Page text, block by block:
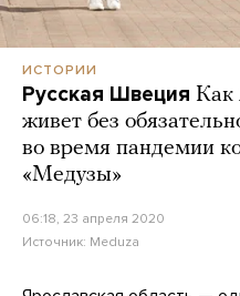
ИСТОРИИ
Русская Швеция Как
живет без
во время пандемии
«Медузы»
06:18, 23 апреля 2020
Источник: Meduza